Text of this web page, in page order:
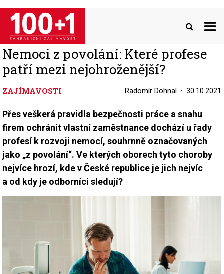
Přejít
hlavnímu
obsahu
Nemoci z povolání: Které profese
patří mezi nejohroženější?
ZAJÍMAVOSTI Radomír Dohnal 30.10.2021
Přes veškerá pravidla bezpečnosti práce a snahu
firem ochránit vlastní zaměstnance dochází u řady
profesí k rozvoji nemocí, souhrnně označovaných
jako „z povolání“. Ve kterých oborech tyto choroby
nejvíce hrozí, kde v České republice je jich nejvíc
a od kdy je odborníci sledují?